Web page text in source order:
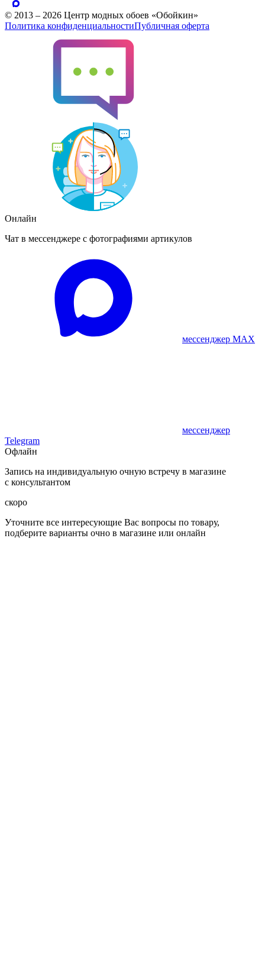
© 2013 – 2026 Центр модных обоев «Обойкин»
Политика конфиденциальностиПубличная оферта
Онлайн
Чат в мессенджере с фотографиями артикулов
мессенджер MAX
мессенджер
Telegram
Офлайн
Запись на индивидуальную очную встречу в магазине
с консультантом
скоро
Уточните все интересующие Вас вопросы по товару,
подберите варианты очно в магазине или онлайн